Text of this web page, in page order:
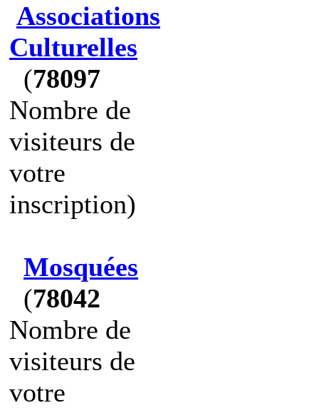
Associations
Culturelles
(78097
Nombre de
visiteurs de
votre
inscription)
Mosquées
(78042
Nombre de
visiteurs de
votre